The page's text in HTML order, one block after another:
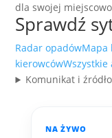
dla swojej
Sprawdź
Radar opadówMapa
kierowców
Komunikat i
NA ŻYWO